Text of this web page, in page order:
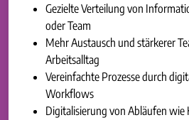
Gezielte Verteilung von
oder Team
Mehr Austausch und stärkerer
Arbeitsalltag
Vereinfachte Prozesse durch
Workflows
Digitalisierung von Abläufen wie